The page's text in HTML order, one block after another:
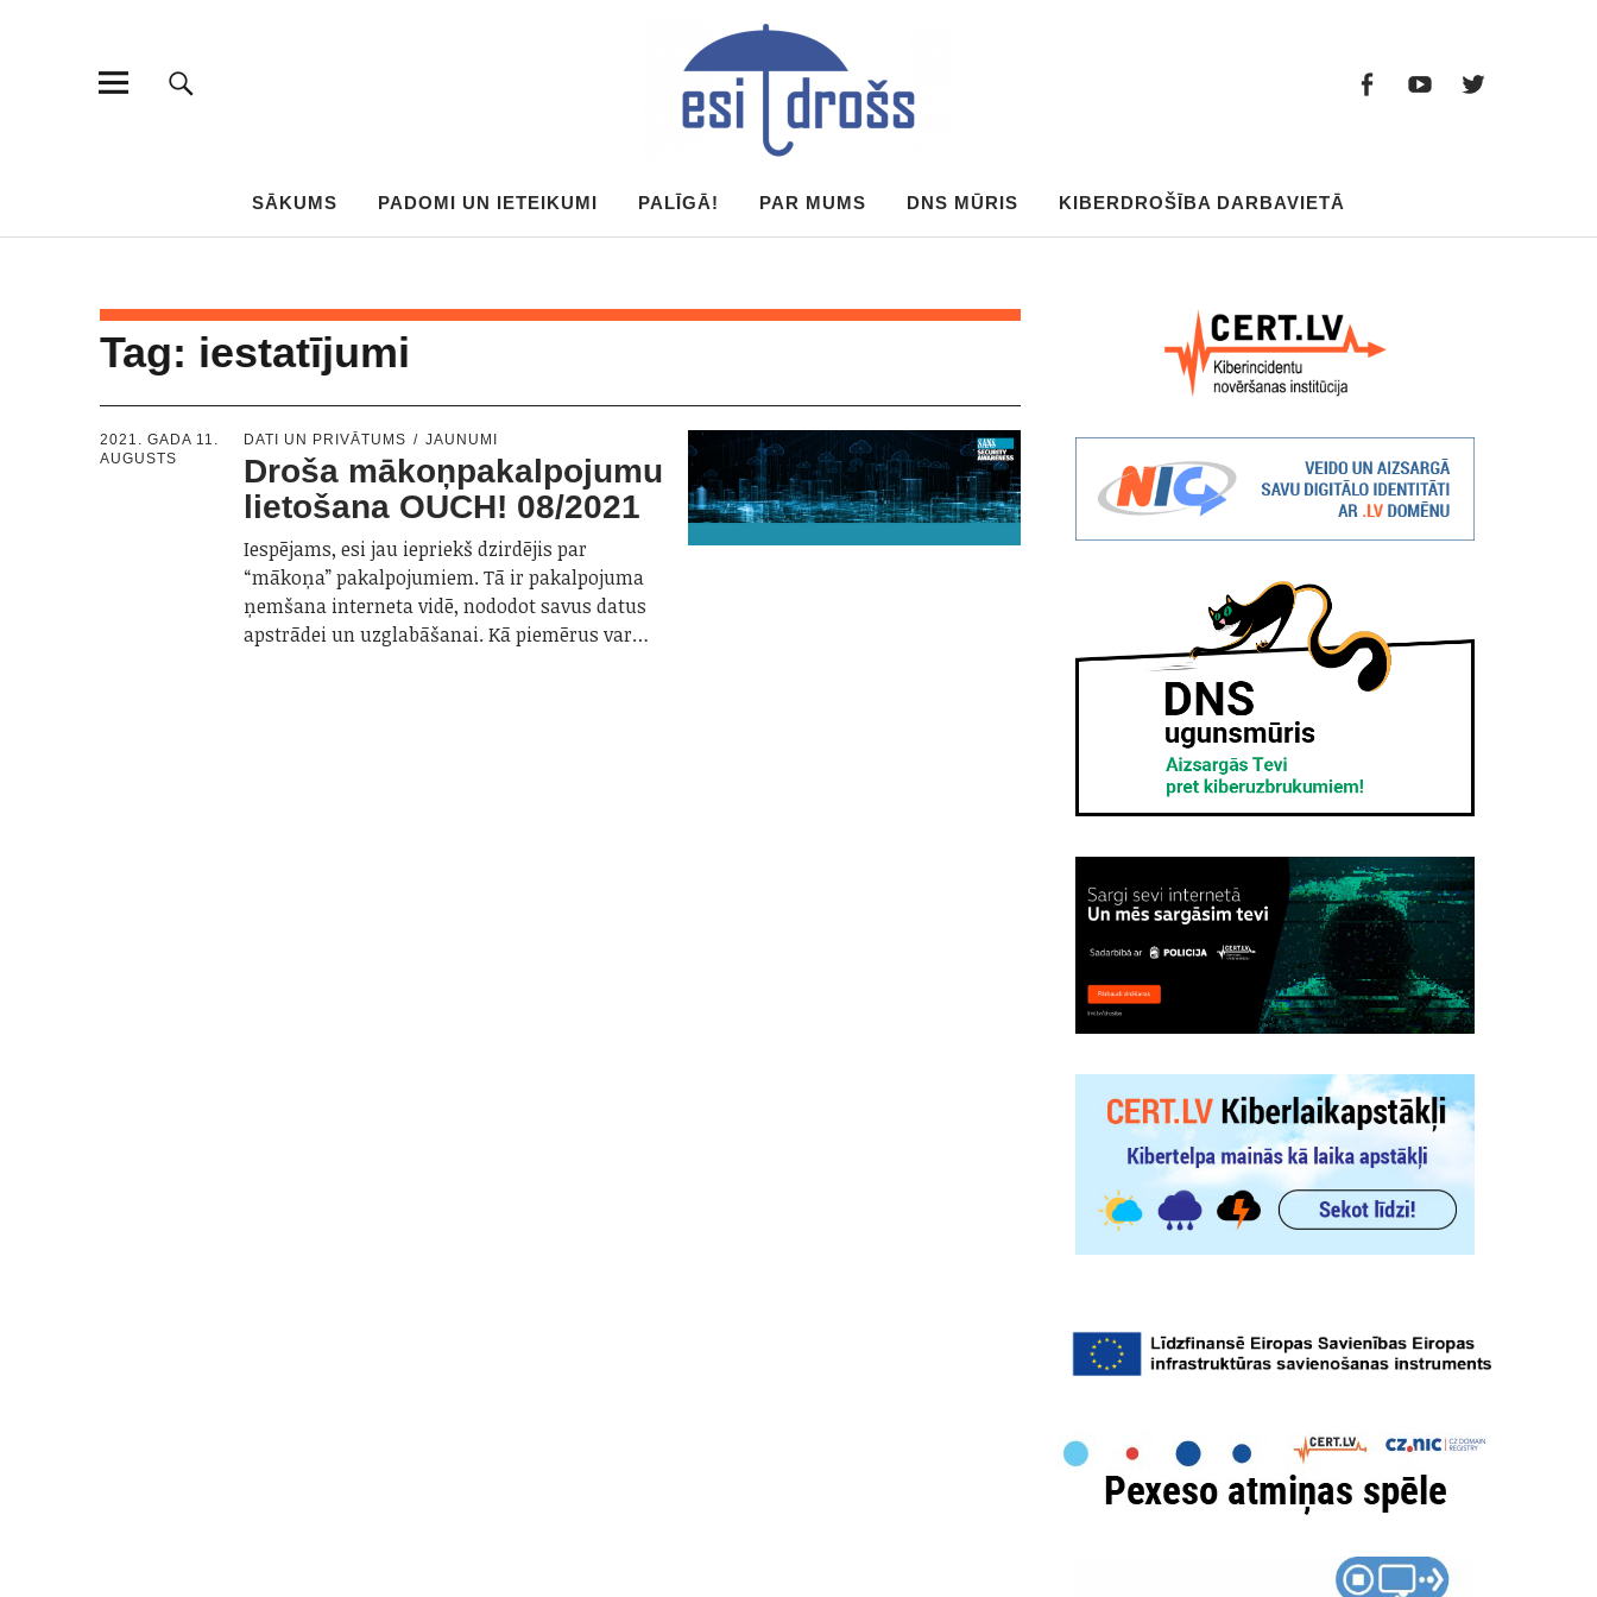
SĀKUMS PADOMI UN IETEIKUMI PALĪGĀ! PAR MUMS DNS MŪRIS KIBERDROŠĪBA DARBAVIETĀ
Tag: iestatījumi
2021. GADA 11.
AUGUSTS
DATI UN PRIVĀTUMS JAUNUMI
Droša mākoņpakalpojumu
lietošana OUCH! 08/2021
Iespējams, esi jau iepriekš dzirdējis par
“mākoņa” pakalpojumiem. Tā ir pakalpojuma
ņemšana interneta vidē, nododot savus datus
apstrādei un uzglabāšanai. Kā piemērus var…